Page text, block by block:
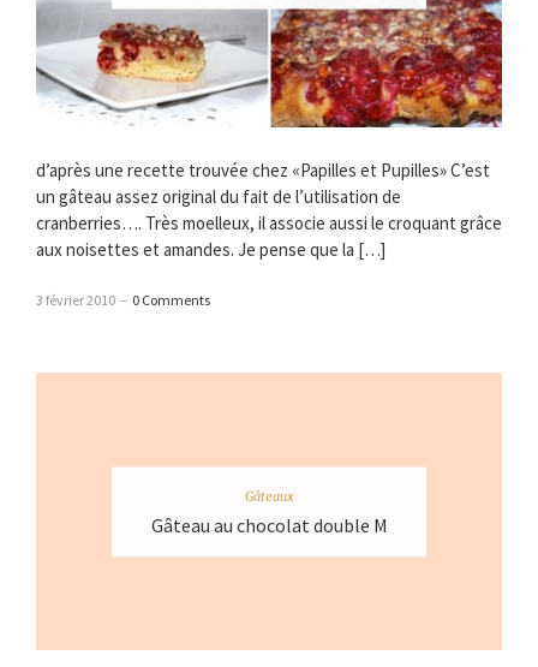
d’après une recette trouvée chez «Papilles et Pupilles» C’est
un gâteau assez original du fait de l’utilisation de
cranberries…. Très moelleux, il associe aussi le croquant grâce
aux noisettes et amandes. Je pense que la […]
3 février 2010 – 0 Comments
Gâteaux
Gâteau au chocolat double M